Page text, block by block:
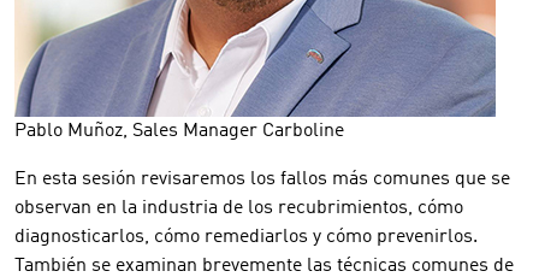
Pablo Muñoz, Sales Manager Carboline
En esta sesión revisaremos los fallos más comunes que se
observan en la industria de los recubrimientos, cómo
diagnosticarlos, cómo remediarlos y cómo prevenirlos.
También se examinan brevemente las técnicas comunes de